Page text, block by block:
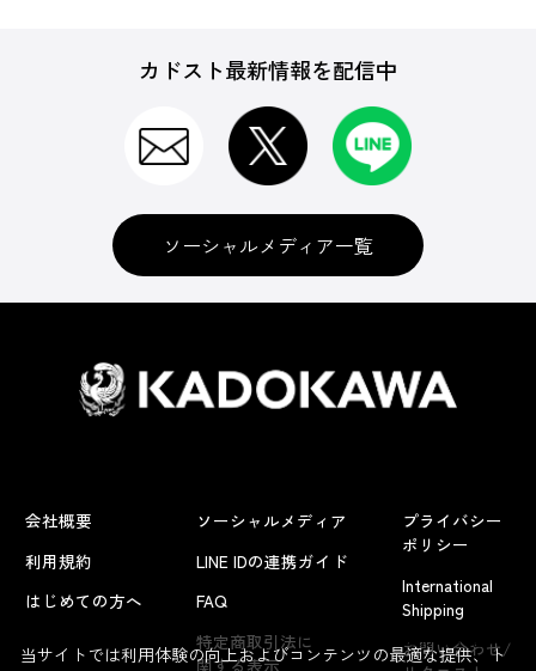
よくあるお問い合わせ
カドスト最新情報を配信中
ソーシャルメディア一覧
会社概要
利用規約
はじめての方へ
ソーシャルメディア
LINE IDの連携ガイド
FAQ
特定商取引法に
関する表示
プライバシー
ポリシー
International
Shipping
お問い合わせ/
当サイトでは利用体験の向上およびコンテンツの最適な提供、ト